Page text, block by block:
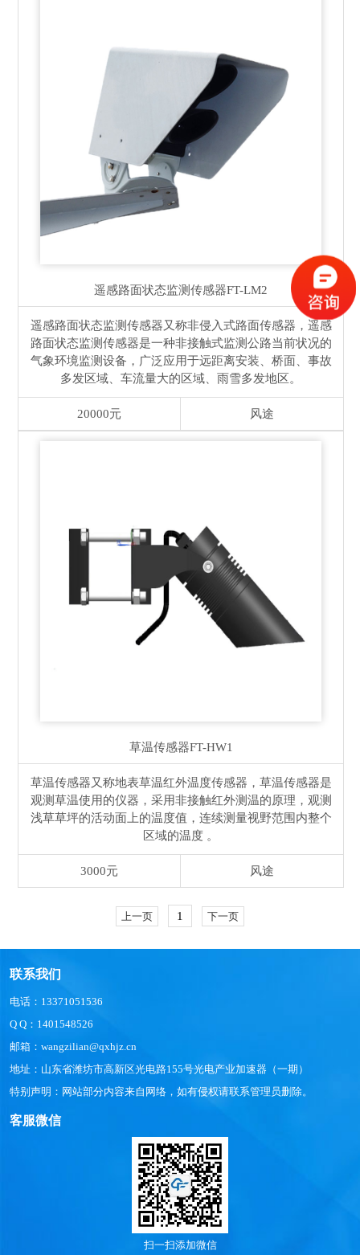
遥感路面状态监测传感器FT-LM2
遥感路面状态监测传感器又称非侵入式路面传感器，遥感
路面状态监测传感器是一种非接触式监测公路当前状况的
气象环境监测设备，广泛应用于远距离安装、桥面、事故
多发区域、车流量大的区域、雨雪多发地区。
20000元 风途
草温传感器FT-HW1
草温传感器又称地表草温红外温度传感器，草温传感器是
观测草温使用的仪器，采用非接触红外测温的原理，观测
浅草草坪的活动面上的温度值，连续测量视野范围内整个
区域的温度 。
3000元 风途
上一页 1 下一页
联系我们
电话：13371051536
Q Q：1401548526
邮箱：wangzilian@qxhjz.cn
地址：山东省潍坊市高新区光电路155号光电产业加速器（一期）
特别声明：网站部分内容来自网络，如有侵权请联系管理员删除。
客服微信
扫一扫添加微信